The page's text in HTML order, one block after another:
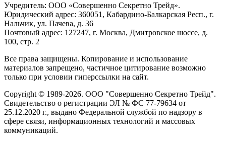
Учредитель: ООО «Совершенно Секретно Трейд».
Юридический адрес: 360051, Кабардино-Балкарская Респ., г.
Нальчик, ул. Пачева, д. 36
Почтовый адрес: 127247, г. Москва, Дмитровское шоссе, д.
100, стр. 2
Все права защищены. Копирование и использование
материалов запрещено, частичное цитирование возможно
только при условии гиперссылки на сайт.
Copyright © 1989-2026. ООО "Совершенно Секретно Трейд".
Свидетельство о регистрации ЭЛ № ФС 77-79634 от
25.12.2020 г., выдано Федеральной службой по надзору в
сфере связи, информационных технологий и массовых
коммуникаций.